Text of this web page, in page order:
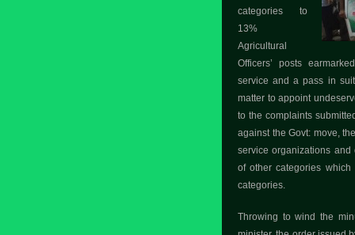
categories to
13%
Agricultural
Officers’ posts
service and a pass in
matter to appoint
to the complaints
against the Govt: move,
service organizations
of other categories
categories.
Throwing to wind the